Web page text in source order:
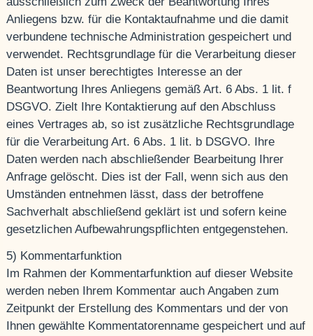
Anliegens bzw. für die Kontaktaufnahme und die damit
verbundene technische Administration gespeichert und
verwendet. Rechtsgrundlage für die Verarbeitung dieser
Daten ist unser berechtigtes Interesse an der
Beantwortung Ihres Anliegens gemäß Art. 6 Abs. 1 lit. f
DSGVO. Zielt Ihre Kontaktierung auf den Abschluss
eines Vertrages ab, so ist zusätzliche Rechtsgrundlage
für die Verarbeitung Art. 6 Abs. 1 lit. b DSGVO. Ihre
Daten werden nach abschließender Bearbeitung Ihrer
Anfrage gelöscht. Dies ist der Fall, wenn sich aus den
Umständen entnehmen lässt, dass der betroffene
Sachverhalt abschließend geklärt ist und sofern keine
gesetzlichen Aufbewahrungspflichten entgegenstehen.
5) Kommentarfunktion
Im Rahmen der Kommentarfunktion auf dieser Website
werden neben Ihrem Kommentar auch Angaben zum
Zeitpunkt der Erstellung des Kommentars und der von
Ihnen gewählte Kommentatorenname gespeichert und auf